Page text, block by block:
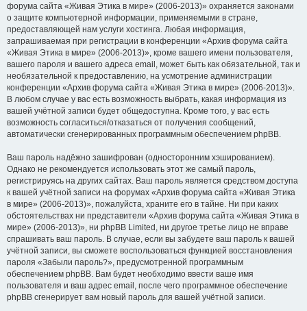
форума сайта «Живая Этика в мире» (2006-2013)» охраняется законами
о защите компьютерной информации, применяемыми в стране,
предоставляющей нам услуги хостинга. Любая информация,
запрашиваемая при регистрации в конференции «Архив форума сайта
«Живая Этика в мире» (2006-2013)», кроме вашего имени пользователя,
вашего пароля и вашего адреса email, может быть как обязательной, так и
необязательной к предоставлению, на усмотрение администрации
конференции «Архив форума сайта «Живая Этика в мире» (2006-2013)».
В любом случае у вас есть возможность выбрать, какая информация из
вашей учётной записи будет общедоступна. Кроме того, у вас есть
возможность согласиться/отказаться от получения сообщений,
автоматически сгенерированных программным обеспечением phpBB.
Ваш пароль надёжно зашифрован (односторонним хэшированием).
Однако не рекомендуется использовать этот же самый пароль,
регистрируясь на других сайтах. Ваш пароль является средством доступа
к вашей учётной записи на форумах «Архив форума сайта «Живая Этика
в мире» (2006-2013)», пожалуйста, храните его в тайне. Ни при каких
обстоятельствах ни представители «Архив форума сайта «Живая Этика в
мире» (2006-2013)», ни phpBB Limited, ни другое третье лицо не вправе
спрашивать ваш пароль. В случае, если вы забудете ваш пароль к вашей
учётной записи, вы сможете воспользоваться функцией восстановления
пароля «Забыли пароль?», предусмотренной программным
обеспечением phpBB. Вам будет необходимо ввести ваше имя
пользователя и ваш адрес email, после чего программное обеспечение
phpBB сгенерирует вам новый пароль для вашей учётной записи.